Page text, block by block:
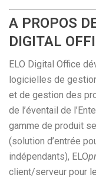
A PROPOS
DIGITAL
ELO Digital Office
logicielles de
et de gestion des
de l’éventail de
gamme de produit
(solution d’entrée
indépendants), ELO
client/serveur pour